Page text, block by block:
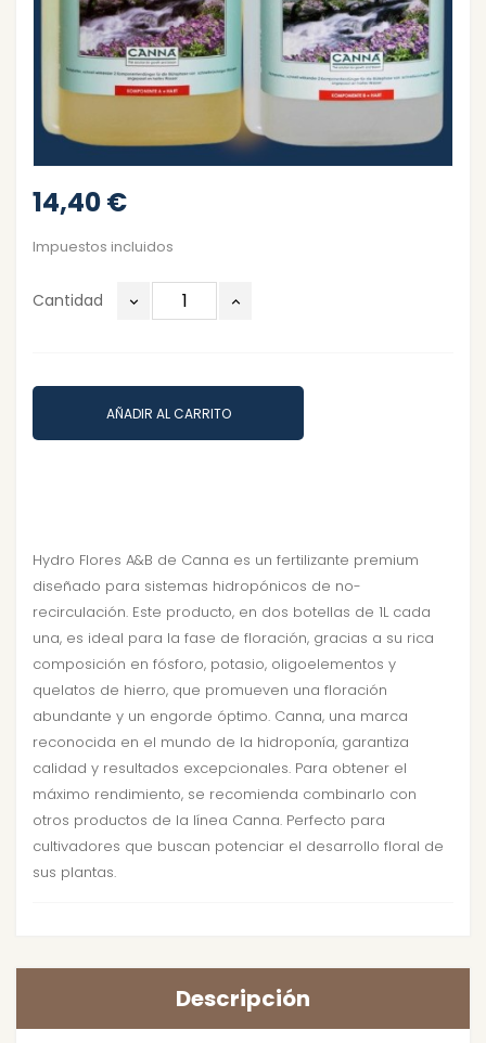
14,40 €
Impuestos incluidos
Cantidad
AÑADIR AL CARRITO
Hydro Flores A&B de Canna es un fertilizante premium
diseñado para sistemas hidropónicos de no-
recirculación. Este producto, en dos botellas de 1L cada
una, es ideal para la fase de floración, gracias a su rica
composición en fósforo, potasio, oligoelementos y
quelatos de hierro, que promueven una floración
abundante y un engorde óptimo. Canna, una marca
reconocida en el mundo de la hidroponía, garantiza
calidad y resultados excepcionales. Para obtener el
máximo rendimiento, se recomienda combinarlo con
otros productos de la línea Canna. Perfecto para
cultivadores que buscan potenciar el desarrollo floral de
sus plantas.
Descripción